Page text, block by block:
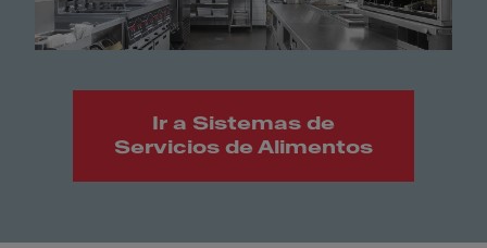
Ir a Sistemas de
Servicios de Alimentos